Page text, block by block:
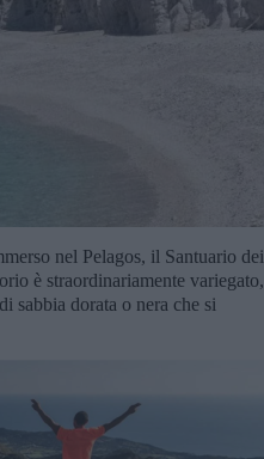
nel Pelagos, il Santuario dei
è straordinariamente variegato,
sabbia dorata o nera che si